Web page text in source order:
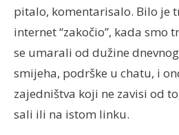
pitalo, komentarisalo. Bilo je
internet “zakočio”, kada smo
se umarali od dužine
smijeha, podrške u chatu, i
zajedništva koji ne zavisi od
sali ili na istom linku.